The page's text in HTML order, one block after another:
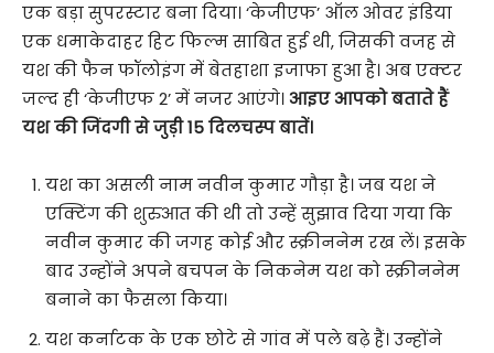
एक बड़ा सुपरस्टार बना दिया। ‘केजीएफ’ ऑल ओवर इंडिया
एक धमाकेदाहर हिट फिल्म साबित हुई थी, जिसकी वजह से
यश की फैन फॉलोइंग में बेतहाशा इजाफा हुआ है। अब एक्टर
जल्द ही ‘केजीएफ 2’ में नजर आएंगे। आइए आपको बताते हैं
यश की जिंदगी से जुड़ी 15 दिलचस्प बातें।
यश का असली नाम नवीन कुमार गौड़ा है। जब यश ने
एक्टिंग की शुरुआत की थी तो उन्हें सुझाव दिया गया कि
नवीन कुमार की जगह कोई और स्क्रीननेम रख लें। इसके
बाद उन्होंने अपने बचपन के निकनेम यश को स्क्रीननेम
बनाने का फैसला किया।
यश कर्नाटक के एक छोटे से गांव में पले बढ़े हैं। उन्होंने